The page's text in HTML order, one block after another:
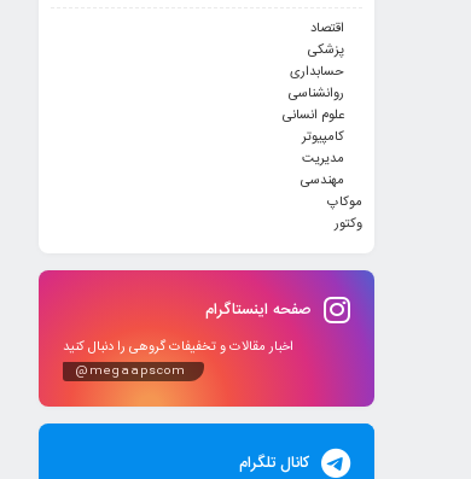
اقتصاد
پزشکی
حسابداری
روانشناسی
علوم انسانی
کامپیوتر
مدیریت
مهندسی
موکاپ
وکتور
صفحه اینستاگرام
اخبار مقالات و تخفیفات گروهی را دنبال کنید
@megaapscom
کانال تلگرام